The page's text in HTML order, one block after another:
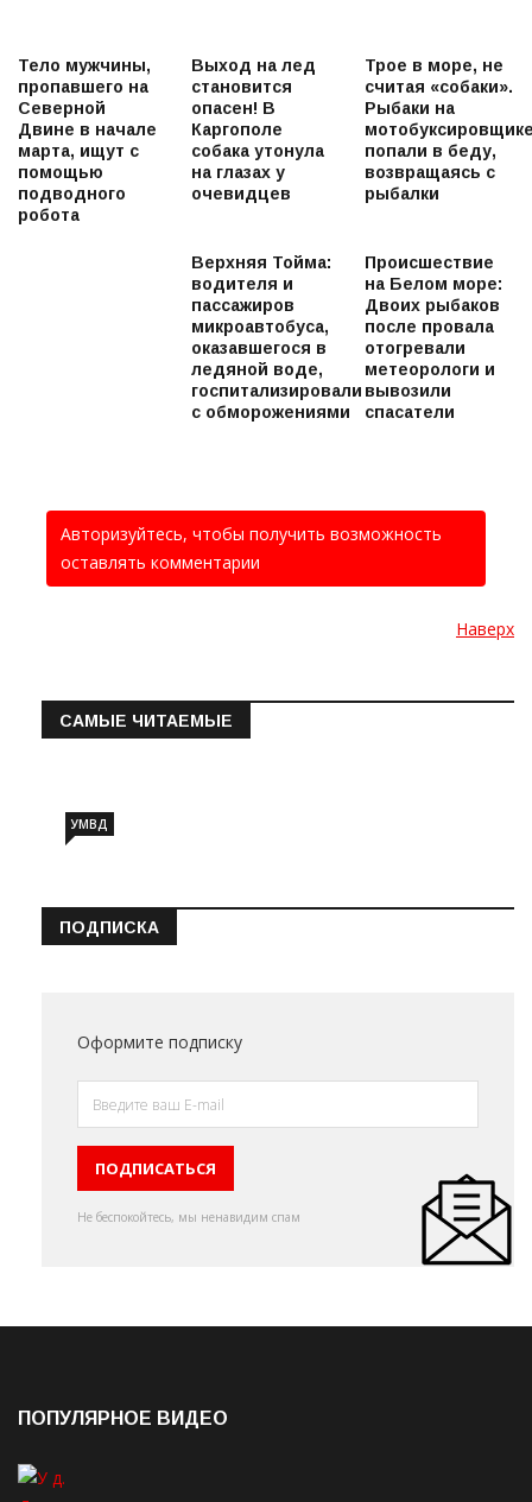
Тело мужчины,
пропавшего на
Северной
Двине в начале
марта, ищут с
помощью
подводного
робота
Выход на лед
становится
опасен! В
Каргополе
собака утонула
на глазах у
очевидцев
Трое в море, не
считая «собаки».
Рыбаки на
попали в беду,
возвращаясь с
рыбалки
Верхняя Тойма:
водителя и
пассажиров
микроавтобуса,
оказавшегося в
ледяной воде,
госпитализировали
с обморожениями
Происшествие
на Белом море:
Двоих рыбаков
после провала
отогревали
метеорологи и
вывозили
спасатели
Авторизуйтесь, чтобы получить возможность
оставлять комментарии
Наверх
САМЫЕ ЧИТАЕМЫЕ
УМВД
ПОДПИСКА
Оформите подписку
Не беспокойтесь, мы ненавидим спам
ПОПУЛЯРНОЕ ВИДЕО